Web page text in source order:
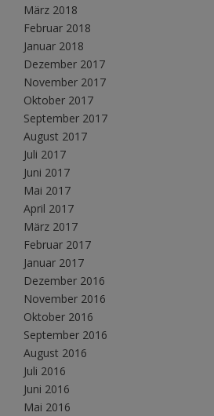
März 2018
Februar 2018
Januar 2018
Dezember 2017
November 2017
Oktober 2017
September 2017
August 2017
Juli 2017
Juni 2017
Mai 2017
April 2017
März 2017
Februar 2017
Januar 2017
Dezember 2016
November 2016
Oktober 2016
September 2016
August 2016
Juli 2016
Juni 2016
Mai 2016